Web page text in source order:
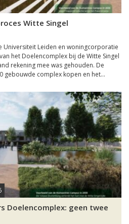
Witte Singel
Universiteit Leiden en woningcorporatie
het Doelencomplex bij de Witte Singel
rekening mee was gehouden. De
gebouwde complex kopen en het...
Doelencomplex: geen twee